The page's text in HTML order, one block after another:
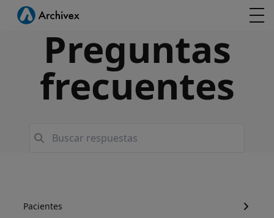
Preguntas
frecuentes
Pacientes